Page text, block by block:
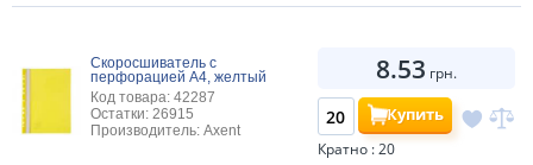
Скоросшиватель с
перфорацией А4, желтый
Код товара: 42287
Остатки: 26915
Производитель: Axent
8.53 грн.
Купить
Кратно : 20